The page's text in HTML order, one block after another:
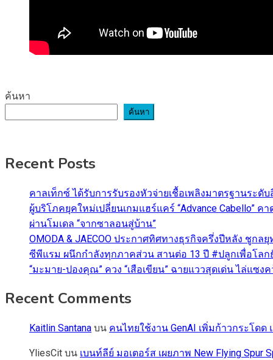
ค้นหา
ค้นหา
Recent Posts
คาลเท็กซ์ ได้รับการรับรองหัวจ่ายเชื้อเพลิงมาตรฐานร
ผู้บริโภคยุคใหม่เปลี่ยนเกมแฮร์แคร์ “Advance
ผ่านโมเดล “จากซาลอนสู่บ้าน”
OMODA & JAECOO ประกาศทิศทางธุรกิจครึ่งปีหลัง ชูกล
ซีพีแรม ผนึกกำลังทุกภาคส่วน สานต่อ 13 ปี #ปลูกเพื่อโลก
“มะมาย-ปองคุณ” ควง “เสือเขียน” ฉายแววสุดเด่น ไล่แ
Recent Comments
Kaitlin Santana บน คนไทยใช้งาน GenAI เพิ่มก้าวกระโด
YliesCit บน เบนท์ลีย์ มอเตอร์ส เผยภาพ New Flying